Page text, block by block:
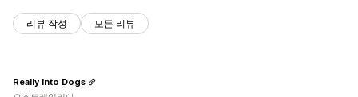
리뷰 작성 모든 리뷰
Really Into Dogs